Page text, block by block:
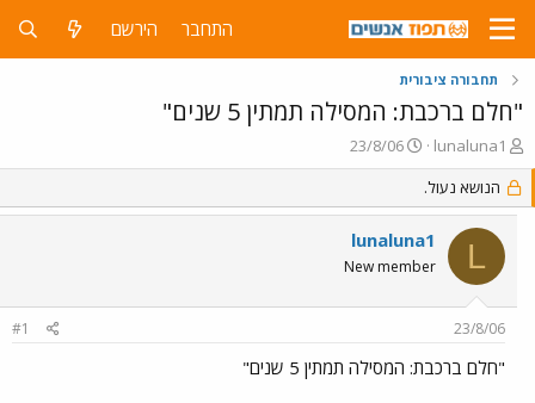
התחבר הירשם
תחבורה ציבורית
"חלם ברכבת: המסילה תמתין 5 שנים"
פ
ו
ת
ח
נ
lunaluna1
פ
ו
ס
ב
ת
ך
23/8/06
הנושא נעול.
L
lunaluna1
New member
23/8/06
#1
"חלם ברכבת: המסילה תמתין 5 שנים"